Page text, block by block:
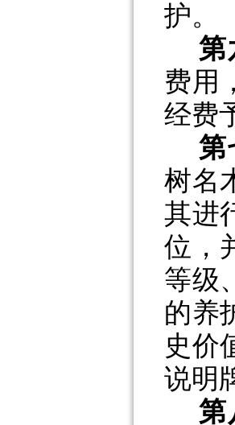
护。
第
费用
经费
第
树名
其进
位，
等级
的养
史价
说明
第